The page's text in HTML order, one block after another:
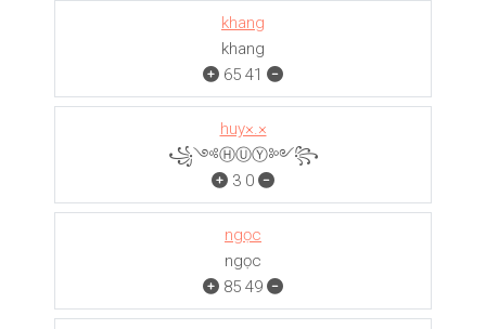
khang
khang
65 41
huy×.×
꧁༺ⒽⓊⓎ༻꧂
3 0
ngọc
ngọc
85 49